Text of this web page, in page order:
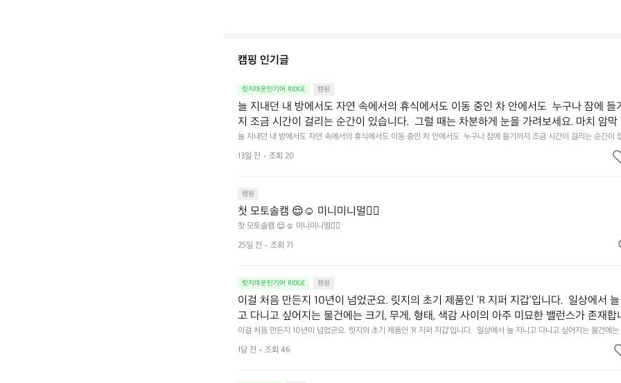
캠핑 인기글
릿지마운틴기어 RIDGE 캠핑
늘 지내던 내 방에서도 자연 속에서의 휴식에서도 이동 중인 차 안에서도  누구나 잠에 들
지 조금 시간이 걸리는 순간이 있습니다.  그럴 때는 차분하게 눈을 가려보세요. 마치 암막
을 조용히 내리듯이.  Polartec® Wind Pro™의 온기가 눈가를 포근히 감싸줍니다.  차가운
를 차단하고, 얼굴에 밀착하여 빛을 막아줍니다.  이 슬립 웜을 쓰는 것만으로 그곳은 나만
늘 지내던 내 방에서도 자연 속에서의 휴식에서도 이동 중인 차 안에서도  누구나 잠에 들기까지 조금 시간이 걸리는 순간이
다.  그럴 때는 차분하게 눈을 가려보세요. 마치 암막 커튼을 조용히 내리듯이.  Polartec® Wind Pro™의 온기가 눈가를 포
줍니다.  차가운 공기를 차단하고, 얼굴에 밀착하여 빛을 막아줍니다.  이 슬립 웜을 쓰는 것만으로 그곳은 나만의 밤이 됩니
13일 전 조회 20
캠핑
첫 모토솔캠 😌☺️ 미니미니멀👌🏼
첫 모토솔캠 😌☺️ 미니미니멀👌🏼
25일 전
조회 71
릿지마운틴기어 RIDGE 캠핑
이걸 처음 만든지 10년이 넘었군요. 릿지의 초기 제품인 ‘R 지퍼 지갑’입니다.  일상에서
고 다니고 싶어지는 물건에는 크기, 무게, 형태, 색감 사이의 아주 미묘한 밸런스가 존재합
예를 들자면 일에 집중하느라 책상 위 가장자리에 대충 걸쳐 놓아도 시야에 걸리적거리
것. R 지퍼 지갑은 바로 그 위화감 없는 균형감에서 출발했습니다.  그중에서도 슬림함에
이걸 처음 만든지 10년이 넘었군요. 릿지의 초기 제품인 ‘R 지퍼 지갑’입니다.  일상에서 늘 지니고 다니고 싶어지는 물건에
무게, 형태, 색감 사이의 아주 미묘한 밸런스가 존재합니다.  예를 들자면 일에 집중하느라 책상 위 가장자리에 대충 걸쳐 놓
야에 걸리적거리지 않는 것. R 지퍼 지갑은 바로 그 위화감 없는 균형감에서 출발했습니다.  그중에서도 슬림함에 철저히 집
1달 전 조회 46